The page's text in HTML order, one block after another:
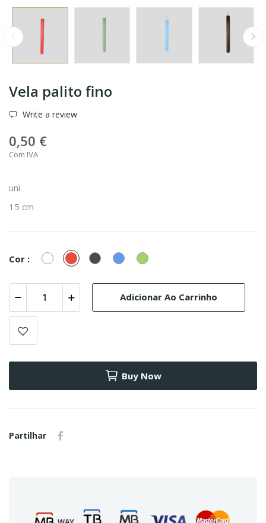
Vela palito fino
Write a review
0,50 €
Com IVA
uni.
15 cm
Cor : BrancoVermelhoPreto Azul Verde
Adicionar Ao Carrinho
Buy Now
Partilhar